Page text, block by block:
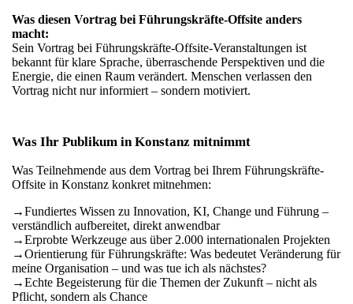
Was diesen Vortrag bei Führungskräfte-Offsite anders
macht:
Sein Vortrag bei Führungskräfte-Offsite-Veranstaltungen ist
bekannt für klare Sprache, überraschende Perspektiven und die
Energie, die einen Raum verändert. Menschen verlassen den
Vortrag nicht nur informiert – sondern motiviert.
Was Ihr Publikum in Konstanz mitnimmt
Was Teilnehmende aus dem Vortrag bei Ihrem Führungskräfte-
Offsite in Konstanz konkret mitnehmen:
→Fundiertes Wissen zu Innovation, KI, Change und Führung –
verständlich aufbereitet, direkt anwendbar
→Erprobte Werkzeuge aus über 2.000 internationalen Projekten
→Orientierung für Führungskräfte: Was bedeutet Veränderung für
meine Organisation – und was tue ich als nächstes?
→Echte Begeisterung für die Themen der Zukunft – nicht als
Pflicht, sondern als Chance